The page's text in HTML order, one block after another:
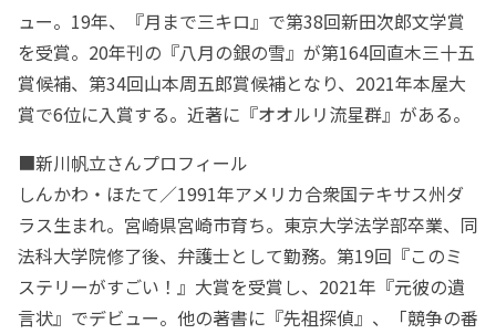
ュー。19年、『月まで三キロ』で第38回新田次郎文学賞
を受賞。20年刊の『八月の銀の雪』が第164回直木三十五
賞候補、第34回山本周五郎賞候補となり、2021年本屋大
賞で6位に入賞する。近著に『オオルリ流星群』がある。
■新川帆立さんプロフィール
しんかわ・ほたて／1991年アメリカ合衆国テキサス州ダ
ラス生まれ。宮崎県宮崎市育ち。東京大学法学部卒業、同
法科大学院修了後、弁護士として勤務。第19回『このミ
ステリーがすごい！』大賞を受賞し、2021年『元彼の遺
言状』でデビュー。他の著書に『先祖探偵』、「競争の番